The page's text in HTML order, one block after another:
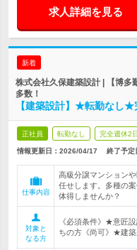
求人詳細を見る
新着
株式会社久保建築設計 | 【博多
多数！
【建築設計】★転勤なし
正社員 転勤なし 完全週休2
情報更新日：2026/04/17 終了予定
仕事内容
高級分譲マンション
任せします。多種の
体得しませんか？
対象と
なる方
《必須条件》★意匠
ちの方《尚可》★建